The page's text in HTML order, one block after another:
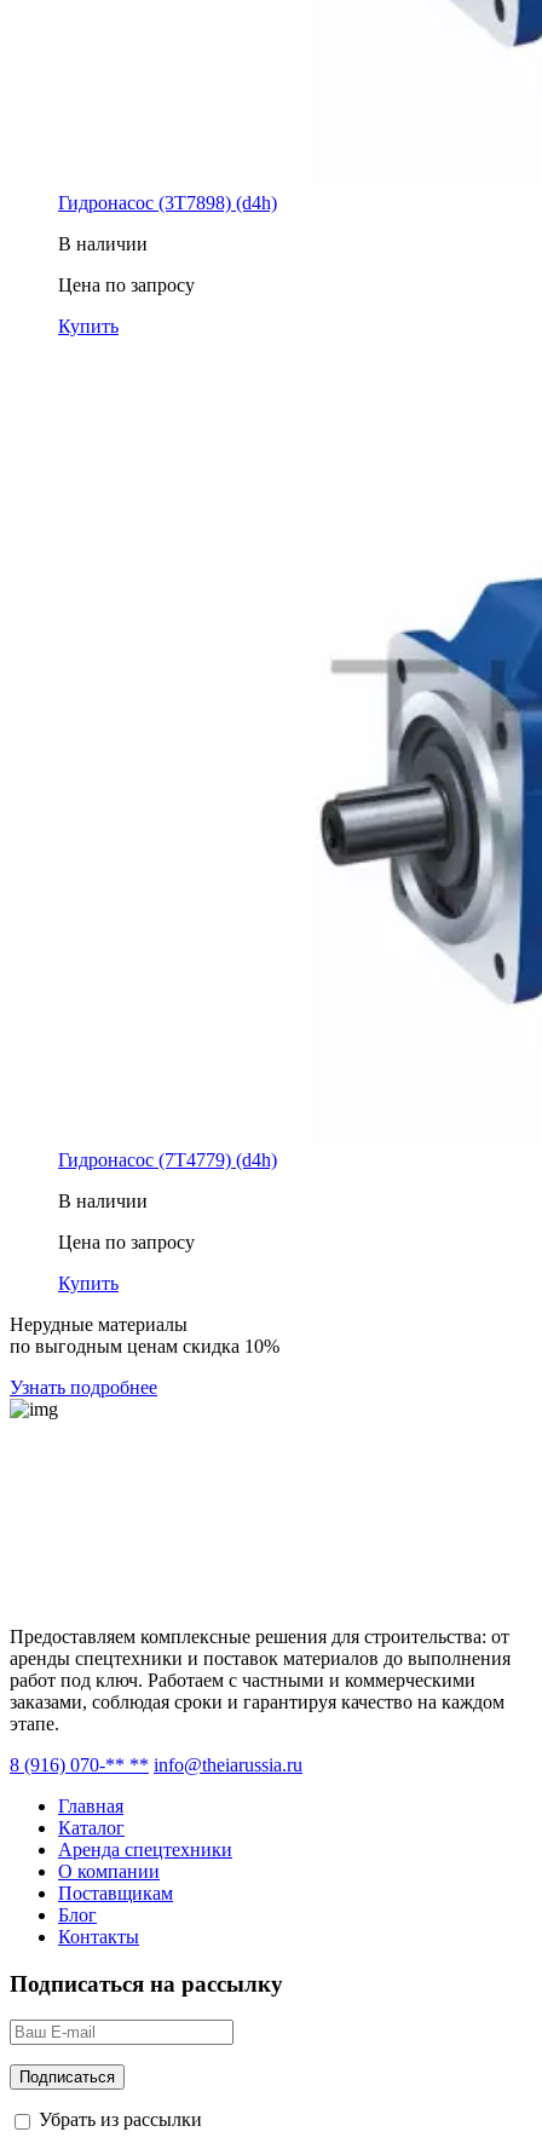
Гидронасос (3T7898) (d4h)
В наличии
Цена по запросу
Купить
Гидронасос (7T4779) (d4h)
В наличии
Цена по запросу
Купить
Нерудные материалы
по выгодным ценам скидка 10%
Узнать подробнее
Предоставляем комплексные решения для строительства: от
аренды спецтехники и поставок материалов до выполнения
работ под ключ. Работаем с частными и коммерческими
заказами, соблюдая сроки и гарантируя качество на каждом
этапе.
8 (916) 070-** ** info@theiarussia.ru
Главная
Каталог
Аренда спецтехники
О компании
Поставщикам
Блог
Контакты
Подписаться на рассылку
Убрать из рассылки